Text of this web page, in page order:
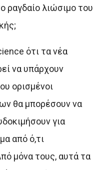
ραγδαίο λιώσιμο του
ότι τα νέα
να υπάρχουν
ορισμένοι
θα μπορέσουν να
για
από ό,τι
μόνα τους, αυτά τα